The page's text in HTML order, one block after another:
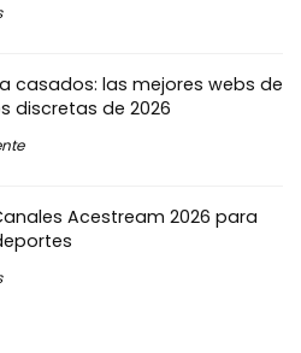
casados: las mejores webs de
discretas de 2026
Acestream 2026 para